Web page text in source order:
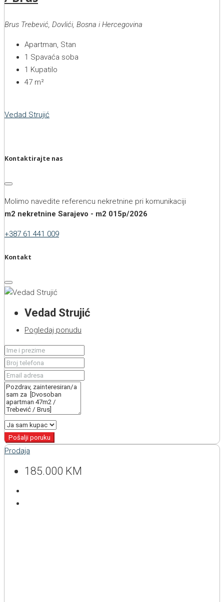
Brus Trebević, Dovlići, Bosna i Hercegovina
Apartman, Stan
1 Spavaća soba
1 Kupatilo
47 m²
Vedad Strujić
Kontaktirajte nas
Molimo navedite referencu nekretnine pri komunikaciji
m2 nekretnine Sarajevo - m2 015p/2026
+387 61 441 009
Kontakt
Vedad Strujić
Pogledaj ponudu
Pošalji poruku
Prodaja
185.000 KM